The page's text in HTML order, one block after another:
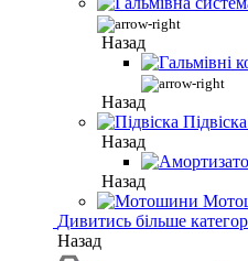
Назад
Назад
Підвіска
Назад
Назад
Дивитись більше
Назад